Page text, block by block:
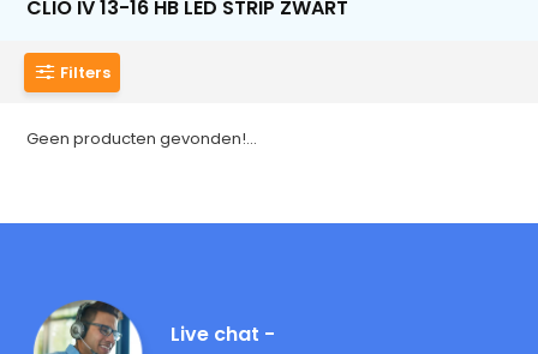
CLIO IV 13-16 HB LED STRIP ZWART
Filters
Geen producten gevonden!...
Live chat -